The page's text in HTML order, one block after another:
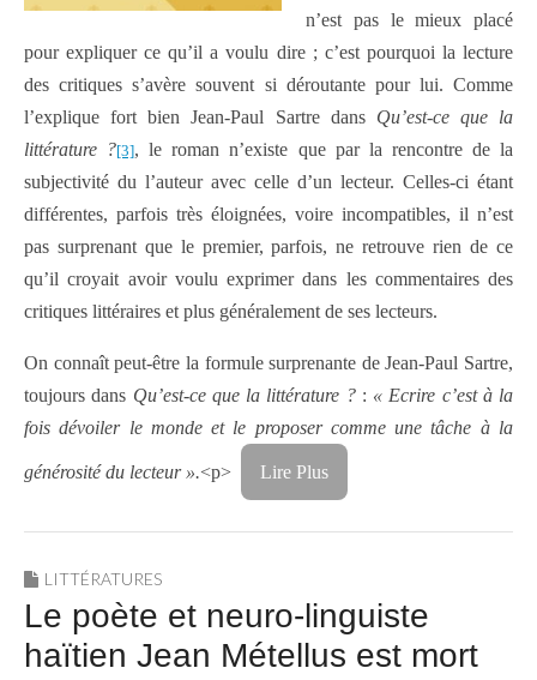
n’est pas le mieux placé
pour expliquer ce qu’il a voulu dire ; c’est pourquoi la lecture
des critiques s’avère souvent si déroutante pour lui. Comme
l’explique fort bien Jean-Paul Sartre dans Qu’est-ce que la
littérature ?[3], le roman n’existe que par la rencontre de la
subjectivité du l’auteur avec celle d’un lecteur. Celles-ci étant
différentes, parfois très éloignées, voire incompatibles, il n’est
pas surprenant que le premier, parfois, ne retrouve rien de ce
qu’il croyait avoir voulu exprimer dans les commentaires des
critiques littéraires et plus généralement de ses lecteurs.
On connaît peut-être la formule surprenante de Jean-Paul Sartre,
toujours dans Qu’est-ce que la littérature ?: « Ecrire c’est à la
fois dévoiler le monde et le proposer comme une tâche à la
générosité du lecteur ».<p> Lire Plus
LITTÉRATURES
Le poète et neuro-linguiste
haïtien Jean Métellus est mort